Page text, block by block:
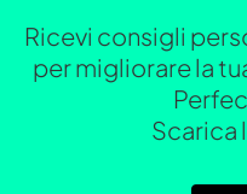
Ricevi consigli
per migliorare la
Scarica